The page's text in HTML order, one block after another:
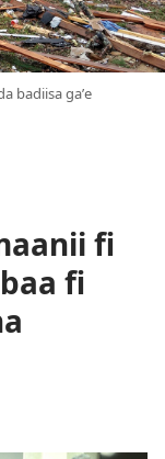
badiisa gaʼe
fi
fi